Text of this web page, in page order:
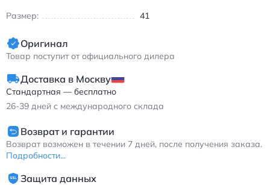
Идеальный выбор для тех, кто ценит инновации и комфорт в
каждой детали. Кроссовки легко комбинируются с джинсами,
спортивными штанами или легкими брюками, создавая
современный образ для города или тренировок.
амортизацией красно-черные
Размер: 41
Оригинал
Товар поступит от официального дилера
Доставка в Москву
Стандартная — бесплатно
26-39 дней с международного склада
Возврат и гарантии
Возврат возможен в течении 7 дней, после получения заказа.
Подробности...
Защита данных